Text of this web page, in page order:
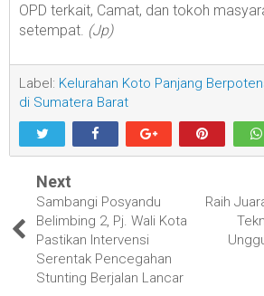
OPD terkait, Camat, dan tokoh
setempat. (Jp)
Label: Kelurahan Koto Panjang
di Sumatera Barat
Next
Sambangi Posyandu
Belimbing 2, Pj. Wali Kota
Pastikan Intervensi
Serentak Pencegahan
Stunting Berjalan Lancar
Raih